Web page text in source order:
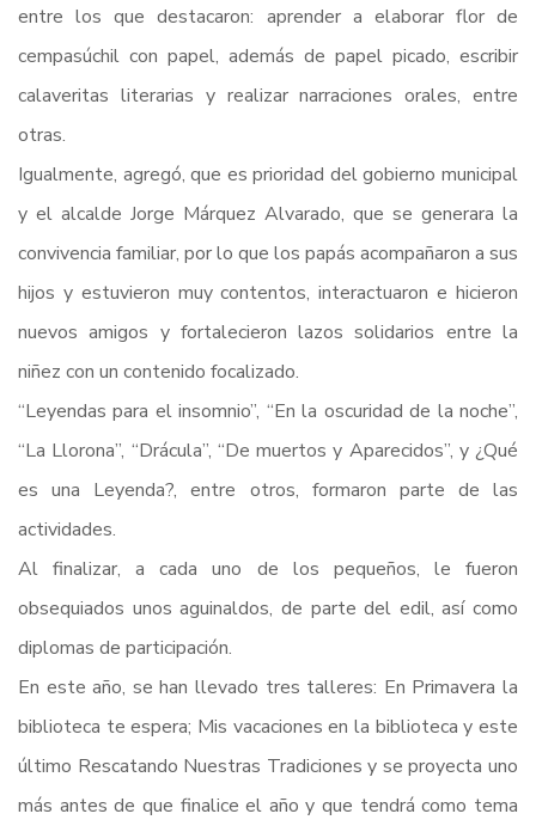
entre los que destacaron: aprender a elaborar flor de
cempasúchil con papel, además de papel picado, escribir
calaveritas literarias y realizar narraciones orales, entre
otras.
Igualmente, agregó, que es prioridad del gobierno municipal
y el alcalde Jorge Márquez Alvarado, que se generara la
convivencia familiar, por lo que los papás acompañaron a sus
hijos y estuvieron muy contentos, interactuaron e hicieron
nuevos amigos y fortalecieron lazos solidarios entre la
niñez con un contenido focalizado.
“Leyendas para el insomnio”, “En la oscuridad de la noche”,
“La Llorona”, “Drácula”, “De muertos y Aparecidos”, y ¿Qué
es una Leyenda?, entre otros, formaron parte de las
actividades.
Al finalizar, a cada uno de los pequeños, le fueron
obsequiados unos aguinaldos, de parte del edil, así como
diplomas de participación.
En este año, se han llevado tres talleres: En Primavera la
biblioteca te espera; Mis vacaciones en la biblioteca y este
último Rescatando Nuestras Tradiciones y se proyecta uno
más antes de que finalice el año y que tendrá como tema